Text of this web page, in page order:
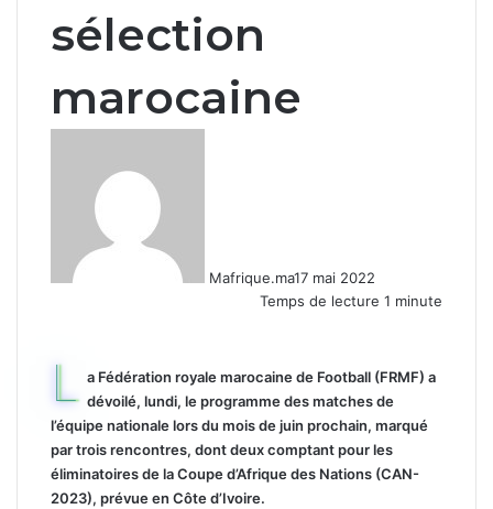
sélection
marocaine
Mafrique.ma17 mai 2022
Temps de lecture 1 minute
L a Fédération royale marocaine de Football (FRMF) a
dévoilé, lundi, le programme des matches de
l’équipe nationale lors du mois de juin prochain, marqué
par trois rencontres, dont deux comptant pour les
éliminatoires de la Coupe d’Afrique des Nations (CAN-
2023), prévue en Côte d’Ivoire.